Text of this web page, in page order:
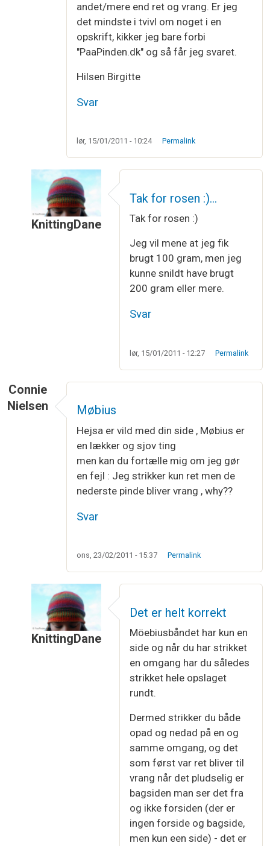
andet/mere end ret og vrang. Er jeg
det mindste i tvivl om noget i en
opskrift, kikker jeg bare forbi
"PaaPinden.dk" og så får jeg svaret.
Hilsen Birgitte
Svar
lør, 15/01/2011 - 10:24 Permalink
KnittingDane
Jeg er helt vild med båndet…
Tak for rosen :)…
Tak for rosen :)
Jeg vil mene at jeg fik
brugt 100 gram, men jeg
kunne snildt have brugt
200 gram eller mere.
Svar
lør, 15/01/2011 - 12:27 Permalink
Connie
Nielsen
Møbius
Hejsa er vild med din side , Møbius er
en lækker og sjov ting
men kan du fortælle mig om jeg gør
en fejl : Jeg strikker kun ret men de
nederste pinde bliver vrang , why??
Svar
ons, 23/02/2011 - 15:37 Permalink
KnittingDane
afConnie Nielsen
Det er helt korrekt
Möebiusbåndet har kun en
side og når du har strikket
en omgang har du således
strikket hele opslaget
rundt.
Dermed strikker du både
opad og nedad på en og
samme omgang, og det
som først var ret bliver til
vrang når det pludselig er
bagsiden man ser det fra
og ikke forsiden (der er
ingen forside og bagside,
men kun een side) - det er